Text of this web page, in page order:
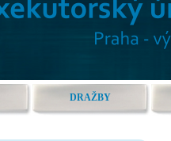
DRAŽBY